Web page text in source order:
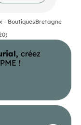
sud de PONT
- BoutiquesBretagne
créez
!